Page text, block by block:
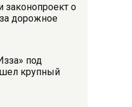
законопроект о
дорожное
под
крупный